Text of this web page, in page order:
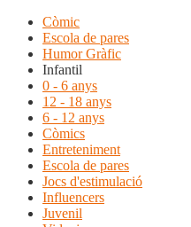
Còmic
Escola de pares
Humor Gràfic
Infantil
0 - 6 anys
12 - 18 anys
6 - 12 anys
Còmics
Entreteniment
Escola de pares
Jocs d'estimulació
Influencers
Juvenil